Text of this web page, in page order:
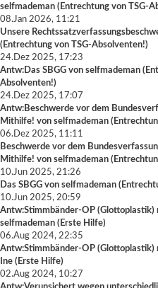
selfmademan ( Entrechtung von TSG-
08.Jan 2026, 11:21
Unsere
( Entrechtung von TSG-Absolventen!)
24.Dez 2025, 17:23
Antw:Das SBGG von selfmademan (
Absolventen!)
24.Dez 2025, 17:07
Antw:Beschwerde vor dem
Mithilfe! von selfmademan (
06.Dez 2025, 11:11
Beschwerde vor dem
Mithilfe! von selfmademan (
10.Jun 2025, 21:26
Das SBGG von selfmademan (
10.Jun 2025, 20:59
Antw:Stimmbänder-OP
selfmademan ( Erste Hilfe)
06.Aug 2024, 22:35
Antw:Stimmbänder-OP
Ine ( Erste Hilfe)
02.Aug 2024, 10:27